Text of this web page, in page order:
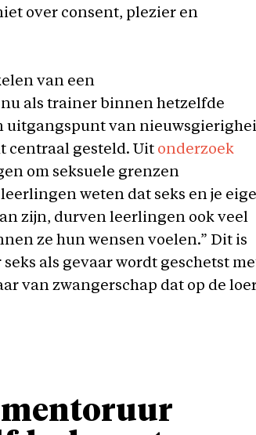
over consent, plezier en
van een
als trainer binnen hetzelfde
uitgangspunt van
centraal gesteld. Uit onderzoek
om seksuele grenzen
weten dat seks en je
zijn, durven leerlingen ook veel
ze hun wensen voelen.” Dit is
als gevaar wordt geschetst
van zwangerschap dat op de
mentoruur